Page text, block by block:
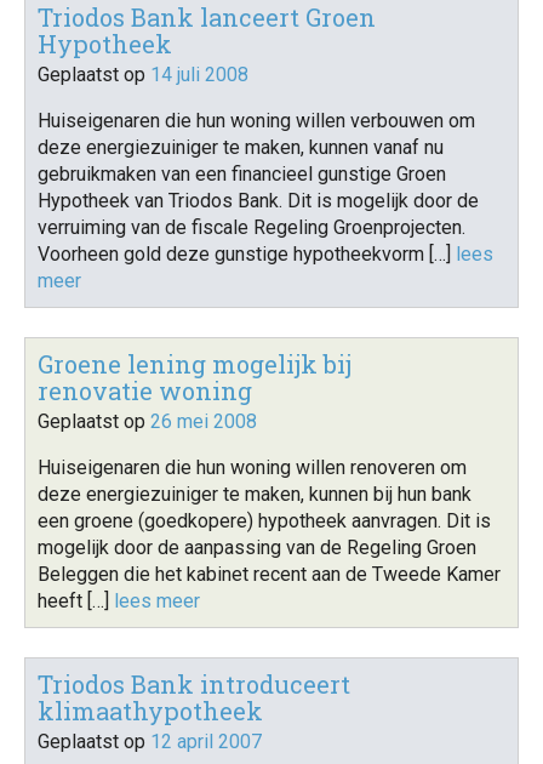
Triodos Bank lanceert Groen
Hypotheek
Geplaatst op 14 juli 2008
Huiseigenaren die hun woning willen verbouwen om
deze energiezuiniger te maken, kunnen vanaf nu
gebruikmaken van een financieel gunstige Groen
Hypotheek van Triodos Bank. Dit is mogelijk door de
verruiming van de fiscale Regeling Groenprojecten.
Voorheen gold deze gunstige hypotheekvorm […] lees
meer
Groene lening mogelijk bij
renovatie woning
Geplaatst op 26 mei 2008
Huiseigenaren die hun woning willen renoveren om
deze energiezuiniger te maken, kunnen bij hun bank
een groene (goedkopere) hypotheek aanvragen. Dit is
mogelijk door de aanpassing van de Regeling Groen
Beleggen die het kabinet recent aan de Tweede Kamer
heeft […] lees meer
Triodos Bank introduceert
klimaathypotheek
Geplaatst op 12 april 2007